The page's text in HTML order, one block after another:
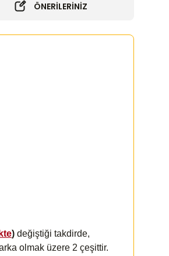
ÖNERİLERİNİZ
) değiştiği takdirde,
olmak üzere 2 çeşittir.